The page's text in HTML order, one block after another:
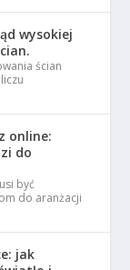
wysokiej
ścian
online:
do
być
do aranżacji
jak